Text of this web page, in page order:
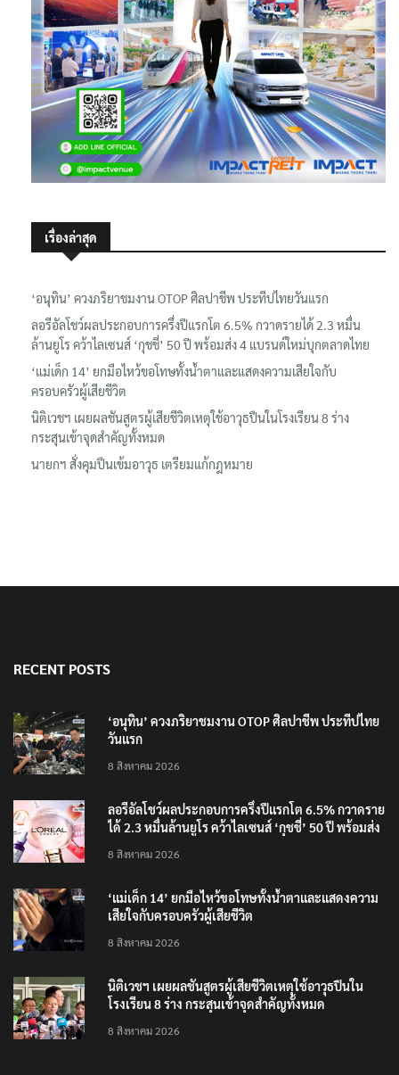
เรื่องล่าสุด
‘อนุทิน’ ควงภริยาชมงาน OTOP ศิลปาชีพ ประทีปไทยวันแรก
ลอรีอัลโชว์ผลประกอบการครึ่งปีแรกโต 6.5% กวาดรายได้ 2.3 หมื่น
ล้านยูโร คว้าไลเซนส์ ‘กุชชี่’ 50 ปี พร้อมส่ง 4 แบรนด์ใหม่บุกตลาดไทย
‘แม่เด็ก 14’ ยกมือไหว้ขอโทษทั้งน้ำตาและแสดงความเสียใจกับ
ครอบครัวผู้เสียชีวิต
นิติเวชฯ เผยผลชันสูตรผู้เสียชีวิตเหตุใช้อาวุธปืนในโรงเรียน 8 ร่าง
กระสุนเข้าจุดสำคัญทั้งหมด
นายกฯ สั่งคุมปืนเข้มอาวุธ เตรียมแก้กฎหมาย
RECENT POSTS
‘อนุทิน’ ควงภริยาชมงาน OTOP ศิลปาชีพ ประทีปไทย
วันแรก
8 สิงหาคม 2026
ลอรีอัลโชว์ผลประกอบการครึ่งปีแรกโต 6.5% กวาดราย
ได้ 2.3 หมื่นล้านยูโร คว้าไลเซนส์ ‘กุชชี่’ 50 ปี พร้อมส่ง
8 สิงหาคม 2026
‘แม่เด็ก 14’ ยกมือไหว้ขอโทษทั้งน้ำตาและแสดงความ
เสียใจกับครอบครัวผู้เสียชีวิต
8 สิงหาคม 2026
นิติเวชฯ เผยผลชันสูตรผู้เสียชีวิตเหตุใช้อาวุธปืนใน
โรงเรียน 8 ร่าง กระสุนเข้าจุดสำคัญทั้งหมด
8 สิงหาคม 2026